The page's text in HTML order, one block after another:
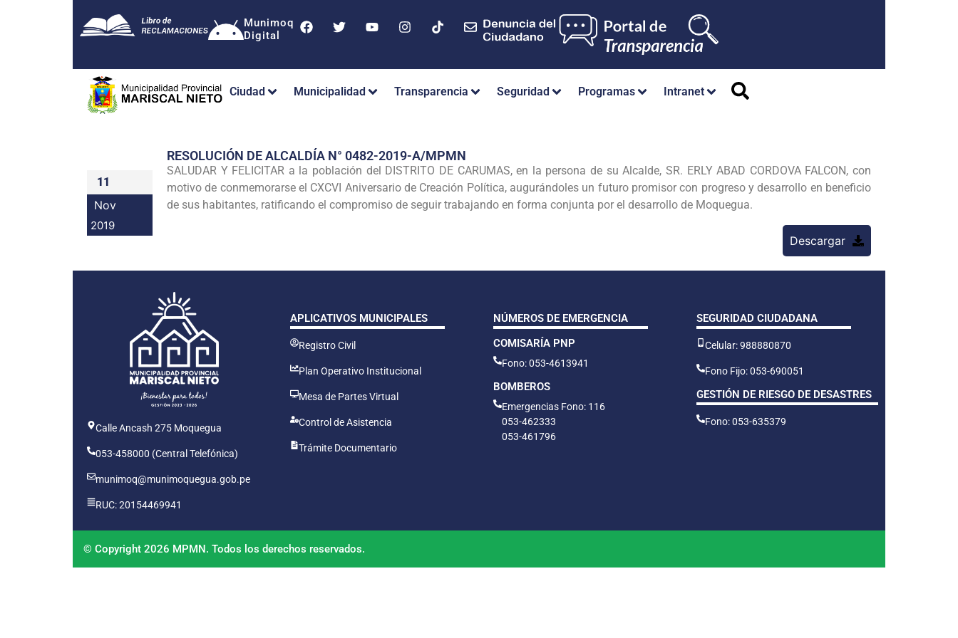
Munimoq
Digital
Ciudad Municipalidad Transparencia Seguridad Programas Intranet
11
Nov
2019
RESOLUCIÓN DE ALCALDÍA N° 0482-2019-A/MPMN
SALUDAR Y FELICITAR a la población del DISTRITO DE CARUMAS, en la persona de su Alcalde, SR. ERLY ABAD CORDOVA FALCON, con
motivo de conmemorarse el CXCVI Aniversario de Creación Política, augurándoles un futuro promisor con progreso y desarrollo en beneficio
de sus habitantes, ratificando el compromiso de seguir trabajando en forma conjunta por el desarrollo de Moquegua.
Descargar
Calle Ancash 275 Moquegua
053-458000 (Central Telefónica)
munimoq@munimoquegua.gob.pe
RUC: 20154469941
APLICATIVOS MUNICIPALES
Registro Civil
Plan Operativo Institucional
Mesa de Partes Virtual
Control de Asistencia
Trámite Documentario
NÚMEROS DE EMERGENCIA
COMISARÍA PNP
Fono: 053-4613941
BOMBEROS
Emergencias Fono: 116
053-462333
053-461796
SEGURIDAD CIUDADANA
Celular: 988880870
Fono Fijo: 053-690051
GESTIÓN DE RIESGO DE DESASTRES
Fono: 053-635379
© Copyright 2026 MPMN. Todos los derechos reservados.